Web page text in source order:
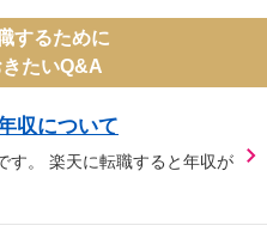
するために
たいQ&A
収について
す。 楽天に転職すると年収が